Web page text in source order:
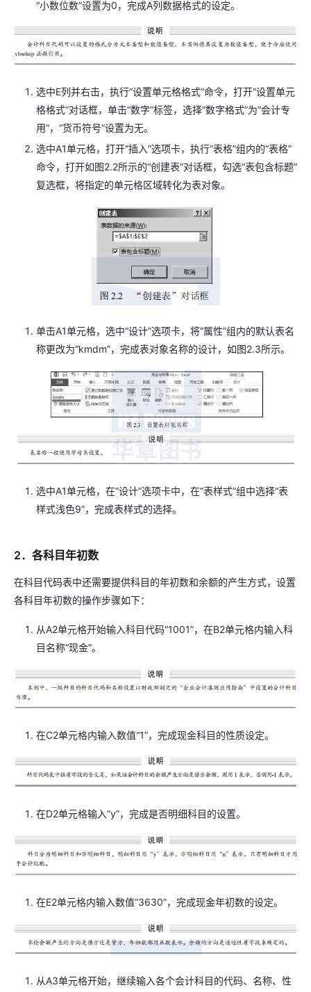
“小数位数”设置为0，完成A列数据格式的设定。
选中E列并右击，执行“设置单元格格式”命令，打开“设置单元
格格式”对话框，单击“数字”标签，选择“数字格式”为“会计专
用”，“货币符号”设置为无。
选中A1单元格，打开“插入”选项卡，执行“表格”组内的“表格”
命令，打开如图2.2所示的“创建表”对话框，勾选“表包含标题”
复选框，将指定的单元格区域转化为表对象。
单击A1单元格，选中“设计”选项卡，将“属性”组内的默认表名
称更改为“kmdm”，完成表对象名称的设计，如图2.3所示。
选中A1单元格，在“设计”选项卡中，在“表样式”组中选择“表
样式浅色9”，完成表样式的选择。
2．各科目年初数
在科目代码表中还需要提供科目的年初数和余额的产生方式，设置
各科目年初数的操作步骤如下：
从A2单元格开始输入科目代码“1001”，在B2单元格内输入科
目名称“现金”。
在C2单元格内输入数值“1”，完成现金科目的性质设定。
在D2单元格输入“y”，完成是否明细科目的设置。
在E2单元格内输入数值“3630”，完成现金年初数的设定。
从A3单元格开始，继续输入各个会计科目的代码、名称、性